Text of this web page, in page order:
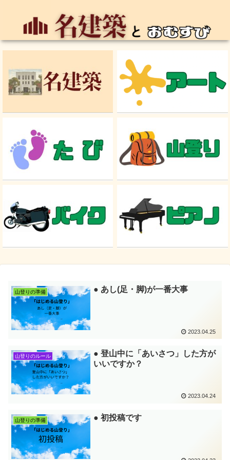
山登りの準備 ● あし(足・脚)が一番大事
2023.04.25
山登りのルール
● 登山中に「あいさつ」した方が
いいですか？
2023.04.24
山登りの準備 ● 初投稿です